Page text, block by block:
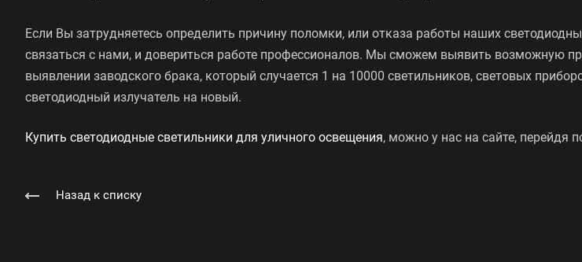
Если Вы затрудняетесь определить причину поломки, или отказа работы наших
связаться с нами, и довериться работе профессионалов. Мы сможем выявить возможную
выявлении заводского брака, который случается 1 на 10000 светильников, световых
светодиодный излучатель на новый.
Купить светодиодные светильники для уличного освещения, можно у нас на сайте, перейдя
Назад к списку